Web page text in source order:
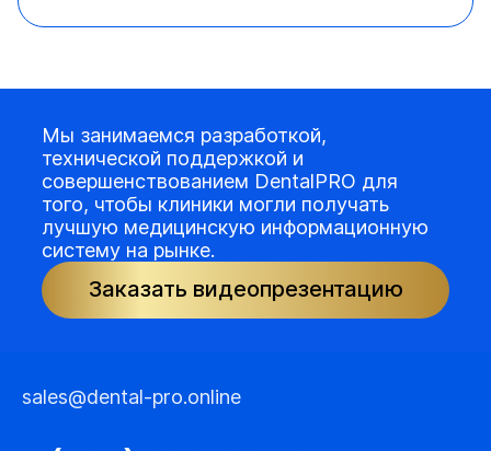
Мы занимаемся разработкой,
технической поддержкой и
совершенствованием DentalPRO для
того, чтобы клиники могли получать
лучшую медицинскую информационную
систему на рынке.
Заказать видеопрезентацию
sales@dental-pro.online